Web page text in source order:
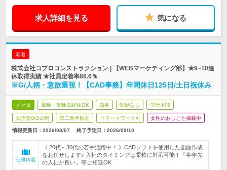
求人詳細を見る 気になる
新着
株式会社コプロコンストラクション | 【WEBマーケティング部】★9~10連
休取得実績 ★社員定着率86.6％
※G/人柄・意欲重視！【CAD事務】年間休日125日/土日祝休み
正社員 職種・業種未経験OK 急募 転勤なし 学歴不問
完全週休2日制 第二新卒歓迎 リモートワーク可 女性のおしごと掲載中
情報更新日：2026/08/07 終了予定日： 2026/09/10
仕事内容
《 20代～30代の若手活躍中！ 》CADソフトを使用した図面作成
をお任せします♪ 入社のタイミングは柔軟に対応可能！「半年先
の入社が良い」等ご相談OK